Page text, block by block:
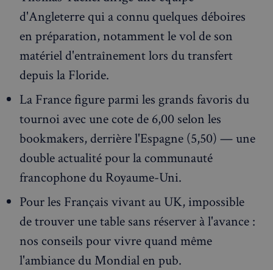
Rechercher dans Français à Londres - Magazine
d'Angleterre qui a connu quelques déboires
en préparation, notamment le vol de son
matériel d'entraînement lors du transfert
depuis la Floride.
La France figure parmi les grands favoris du
tournoi avec une cote de 6,00 selon les
bookmakers, derrière l'Espagne (5,50) — une
double actualité pour la communauté
francophone du Royaume-Uni.
Pour les Français vivant au UK, impossible
de trouver une table sans réserver à l'avance :
nos conseils pour vivre quand même
l'ambiance du Mondial en pub.